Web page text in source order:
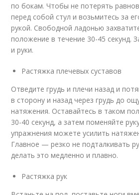
по бокам. Чтобы не потерять
перед собой стул и возьмитесь за
рукой. Свободной ладонью
положение в течение 30-45 секунд.
и руки.
Растяжка плечевых суставов
Отведите грудь и плечи назад и
в сторону и назад через грудь до
натяжения. Оставайтесь в таком
30-40 секунд, а затем поменяйте
упражнения можете усилить
Главное — резко не подталкивать
делать это медленно и плавно.
Растяжка рук